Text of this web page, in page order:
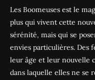
Les Boomeuses est le
plus qui vivent cette
sérénité, mais qui se
envies particulières. Des
leur âge et leur nouvelle
dans laquelle elles ne se